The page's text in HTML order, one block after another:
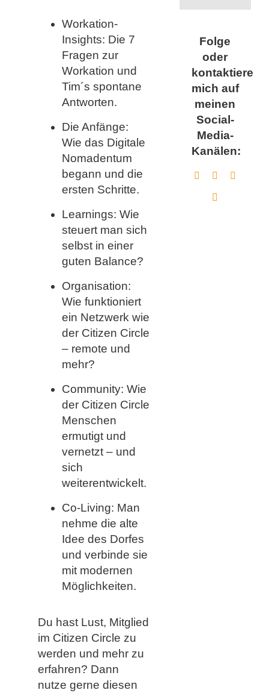
Workation-
Insights: Die 7
Fragen zur
Workation und
Tim´s spontane
Antworten.
Die Anfänge:
Wie das Digitale
Nomadentum
begann und die
ersten Schritte.
Learnings: Wie
steuert man sich
selbst in einer
guten Balance?
Organisation:
Wie funktioniert
ein Netzwerk wie
der Citizen Circle
– remote und
mehr?
Community: Wie
der Citizen Circle
Menschen
ermutigt und
vernetzt – und
sich
weiterentwickelt.
Co-Living: Man
nehme die alte
Idee des Dorfes
und verbinde sie
mit modernen
Möglichkeiten.
Du hast Lust, Mitglied
im Citizen Circle zu
werden und mehr zu
erfahren? Dann
nutze gerne diesen
Folge
oder
kontaktiere
mich auf
meinen
Social-
Media-
Kanälen: